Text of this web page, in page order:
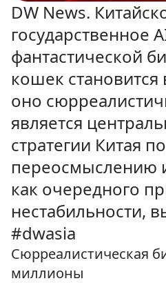
DW News.
государственное
фантастической
кошек
оно
является
стратегии Китая по
переосмыслению
как очередного
нестабильности,
#dwasia
Сюрреалистическая
миллионы